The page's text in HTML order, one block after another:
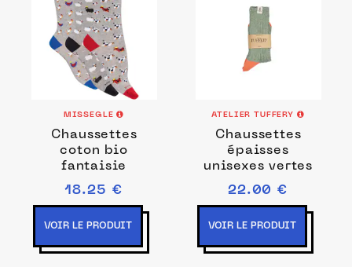
MISSEGLE
Chaussettes
coton bio
fantaisie
18.25 €
VOIR LE PRODUIT
ATELIER TUFFERY
Chaussettes
épaisses
unisexes vertes
22.00 €
VOIR LE PRODUIT